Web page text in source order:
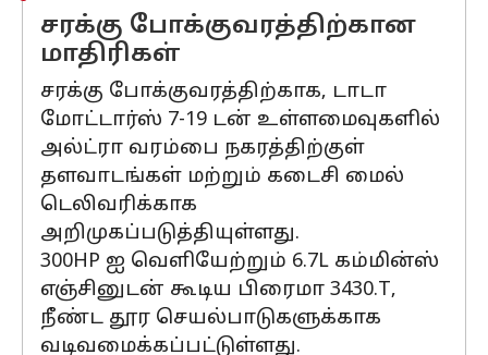
சரக்கு போக்குவரத்திற்கான
மாதிரிகள்
சரக்கு போக்குவரத்திற்காக, டாடா
மோட்டார்ஸ் 7-19 டன் உள்ளமைவுகளில்
அல்ட்ரா வரம்பை நகரத்திற்குள்
தளவாடங்கள் மற்றும் கடைசி மைல்
டெலிவரிக்காக
அறிமுகப்படுத்தியுள்ளது.
300HP ஐ வெளியேற்றும் 6.7L கம்மின்ஸ்
எஞ்சினுடன் கூடிய பிரைமா 3430.T,
நீண்ட தூர செயல்பாடுகளுக்காக
வடிவமைக்கப்பட்டுள்ளது.